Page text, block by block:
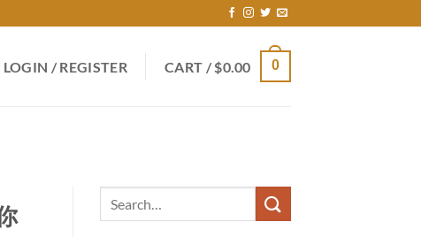
LOGIN / REGISTER CART /$0.00 0